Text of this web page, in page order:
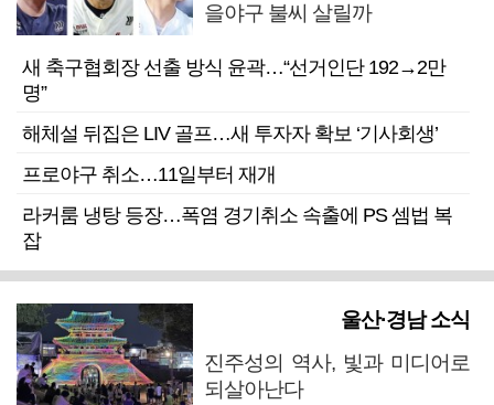
을야구 불씨 살릴까
새 축구협회장 선출 방식 윤곽…“선거인단 192→2만
명”
해체설 뒤집은 LIV 골프…새 투자자 확보 ‘기사회생’
프로야구 취소…11일부터 재개
라커룸 냉탕 등장…폭염 경기취소 속출에 PS 셈법 복
잡
울산·경남 소식
진주성의 역사, 빛과 미디어로
되살아난다